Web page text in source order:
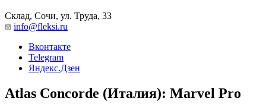
Склад, Сочи, ул. Труда, 33
info@fleksi.ru
Вконтакте
Telegram
Яндекс.Дзен
Atlas Concorde (Италия): Marvel Pro